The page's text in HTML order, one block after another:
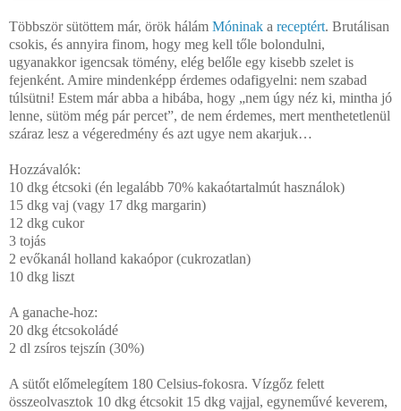
Többször sütöttem már, örök hálám Móninak a receptért. Brutálisan
csokis, és annyira finom, hogy meg kell tőle bolondulni,
ugyanakkor igencsak tömény, elég belőle egy kisebb szelet is
fejenként. Amire mindenképp érdemes odafigyelni: nem szabad
túlsütni! Estem már abba a hibába, hogy „nem úgy néz ki, mintha jó
lenne, sütöm még pár percet”, de nem érdemes, mert menthetetlenül
száraz lesz a végeredmény és azt ugye nem akarjuk…
Hozzávalók:
10 dkg étcsoki (én legalább 70% kakaótartalmút használok)
15 dkg vaj (vagy 17 dkg margarin)
12 dkg cukor
3 tojás
2 evőkanál holland kakaópor (cukrozatlan)
10 dkg liszt
A ganache-hoz:
20 dkg étcsokoládé
2 dl zsíros tejszín (30%)
A sütőt előmelegítem 180 Celsius-fokosra. Vízgőz felett
összeolvasztok 10 dkg étcsokit 15 dkg vajjal, egyneművé keverem,